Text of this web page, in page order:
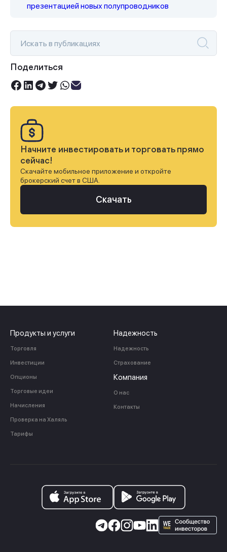
презентацией новых полупроводников
Поделиться
Начните инвестировать и торговать прямо
сейчас!
Скачайте мобильное приложение и откройте
брокерский счет в США.
Скачать
Продукты и услуги
Торговля
Инвестиции
Опционы
Торговые идеи
Начисления
Проверка на Халяль
Тарифы
Надежность
Надежность
Страхование
Компания
О нас
Контакты